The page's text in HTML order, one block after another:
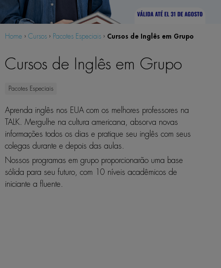
Home › Cursos › Pacotes Especiais › Cursos de Inglês em Grupo
Cursos de Inglês em Grupo
Pacotes Especiais
Aprenda inglês nos EUA com os melhores professores na
TALK. Mergulhe na cultura americana, absorva novas
informações todos os dias e pratique seu inglês com seus
colegas durante e depois das aulas.
Nossos programas em grupo proporcionarão uma base
sólida para seu futuro, com 10 níveis acadêmicos de
iniciante a fluente.